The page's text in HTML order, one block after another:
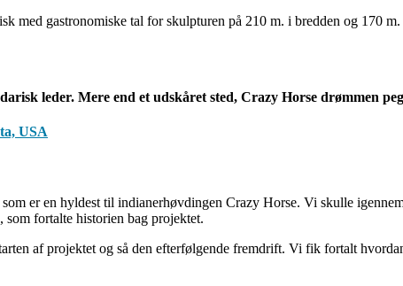
med gastronomiske tal for skulpturen på 210 m. i bredden og 170
leder. Mere end et udskåret sted, Crazy Horse drømmen
er en hyldest til indianerhøvdingen Crazy Horse. Vi skulle
fortalte historien bag projektet.
af projektet og så den efterfølgende fremdrift. Vi fik fortalt